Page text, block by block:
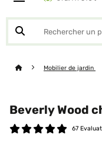
Mobilier de jardin
Beverly Wood
67